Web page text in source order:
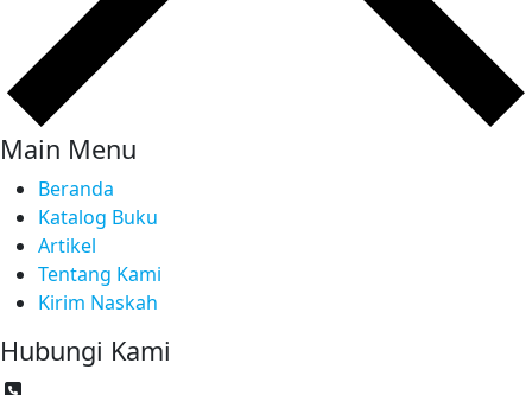
Main Menu
Beranda
Katalog Buku
Artikel
Tentang Kami
Kirim Naskah
Hubungi Kami